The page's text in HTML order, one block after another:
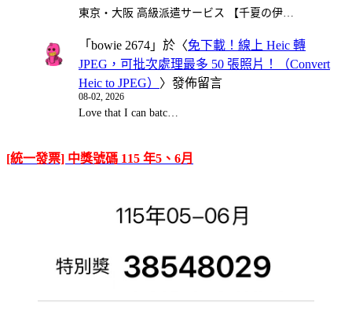
東京・大阪 高級派遣サービス 【千夏の伊…
「 bowie 2674 」於〈免下載！線上 Heic 轉
JPEG，可批次處理最多 50 張照片！（Convert
Heic to JPEG） 〉發佈留言
08-02, 2026
Love that I can batc…
[統一發票] 中獎號碼 115 年5、6月